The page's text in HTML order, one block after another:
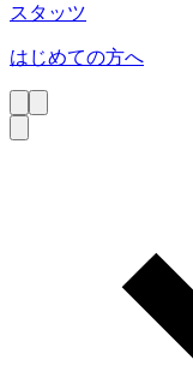
スタッツ
はじめての方へ